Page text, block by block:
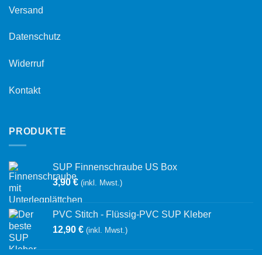
Versand
Datenschutz
Widerruf
Kontakt
PRODUKTE
SUP Finnenschraube US Box
3,90€ (inkl. Mwst.)
PVC Stitch - Flüssig-PVC SUP Kleber
12,90 € (inkl. Mwst.)